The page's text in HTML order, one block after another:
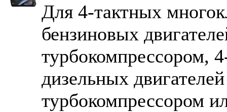
Для 4-тактных
бензиновых
турбокомпрессором,
дизельных
турбокомпрессором